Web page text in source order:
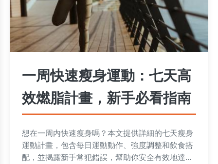
一周快速瘦身運動：七天高
效燃脂計畫，新手必看指南
想在一周内快速瘦身嗎？本文提供詳細的七天瘦身
運動計畫，包含每日運動動作、強度調整和飲食搭
配，並揭露新手常犯錯誤，幫助你安全有效地達成